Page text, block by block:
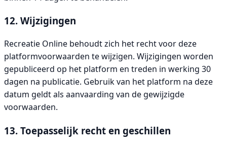
12. Wijzigingen
Recreatie Online behoudt zich het recht voor deze
platformvoorwaarden te wijzigen. Wijzigingen worden
gepubliceerd op het platform en treden in werking 30
dagen na publicatie. Gebruik van het platform na deze
datum geldt als aanvaarding van de gewijzigde
voorwaarden.
13. Toepasselijk recht en geschillen